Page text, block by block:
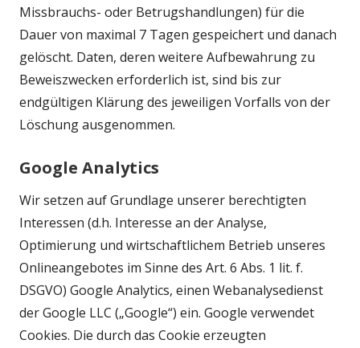
Missbrauchs- oder Betrugshandlungen) für die
Dauer von maximal 7 Tagen gespeichert und danach
gelöscht. Daten, deren weitere Aufbewahrung zu
Beweiszwecken erforderlich ist, sind bis zur
endgültigen Klärung des jeweiligen Vorfalls von der
Löschung ausgenommen.
Google Analytics
Wir setzen auf Grundlage unserer berechtigten
Interessen (d.h. Interesse an der Analyse,
Optimierung und wirtschaftlichem Betrieb unseres
Onlineangebotes im Sinne des Art. 6 Abs. 1 lit. f.
DSGVO) Google Analytics, einen Webanalysedienst
der Google LLC („Google“) ein. Google verwendet
Cookies. Die durch das Cookie erzeugten